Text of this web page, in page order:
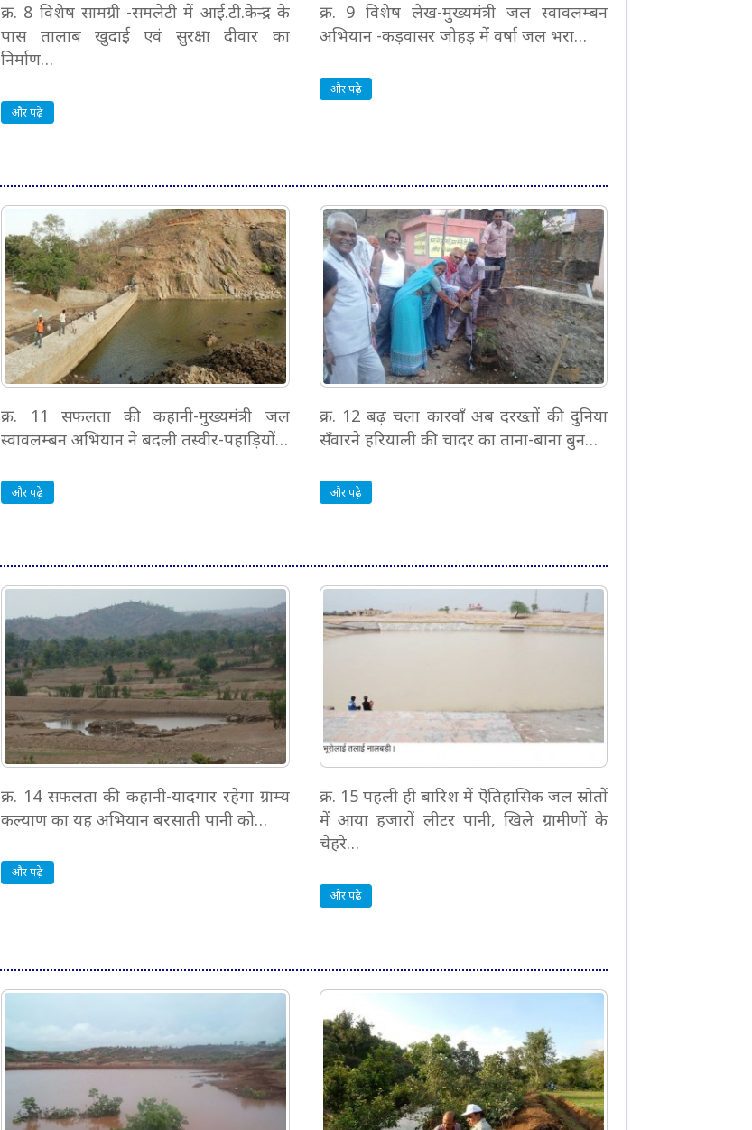
क्र. 8 विशेष सामग्री -समलेटी में आई.टी.केन्द्र के
पास तालाब खुदाई एवं सुरक्षा दीवार का
निर्माण…
और पढ़े
क्र. 9 विशेष लेख-मुख्यमंत्री जल स्वावलम्बन
अभियान -कड़वासर जोहड़ में वर्षा जल भरा…
और पढ़े
क्र. 11 सफलता की कहानी-मुख्यमंत्री जल
स्वावलम्बन अभियान ने बदली तस्वीर-पहाड़ियों…
और पढ़े
क्र. 12 बढ़ चला कारवाँ अब दरख्तों की दुनिया
सँवारने हरियाली की चादर का ताना-बाना बुन…
और पढ़े
क्र. 14 सफलता की कहानी-यादगार रहेगा ग्राम्य
कल्याण का यह अभियान बरसाती पानी को…
और पढ़े
क्र. 15 पहली ही बारिश में ऎतिहासिक जल स्रोतों
में आया हजारों लीटर पानी, खिले ग्रामीणों के
चेहरे…
और पढ़े